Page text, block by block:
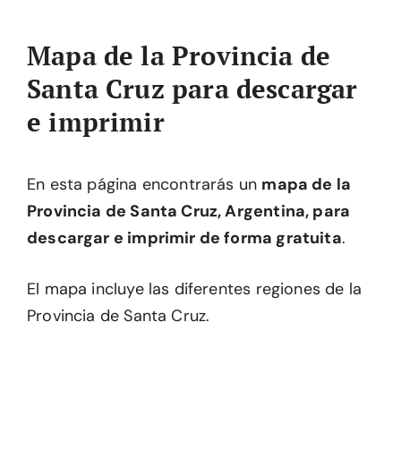
Mapa de la Provincia de
Santa Cruz para descargar
e imprimir
En esta página encontrarás un mapa de la
Provincia de Santa Cruz, Argentina, para
descargar e imprimir de forma gratuita.
El mapa incluye las diferentes regiones de la
Provincia de Santa Cruz.